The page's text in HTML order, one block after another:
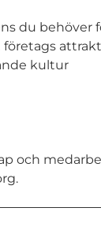
du behöver
företags
kultur
och